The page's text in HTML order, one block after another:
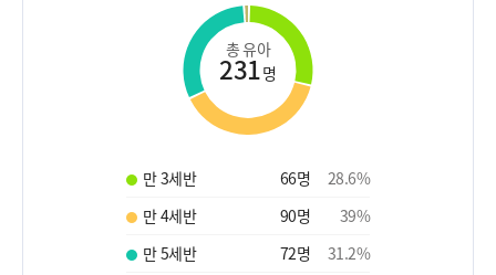
총 유아
231명
만 3세반 66명 28.6%
만 4세반
90명 39%
만 5세반
72명 31.2%